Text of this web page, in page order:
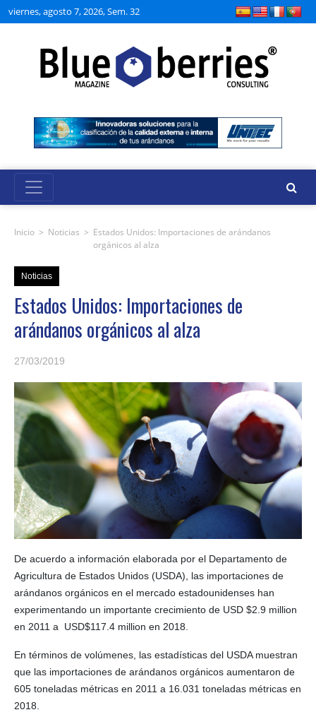
viernes, agosto 7, 2026, Sem. 32
Inicio > Noticias > Estados Unidos: Importaciones de arándanos
orgánicos al alza
Noticias
Estados Unidos: Importaciones de
arándanos orgánicos al alza
27/03/2019
De acuerdo a información elaborada por el Departamento de
Agricultura de Estados Unidos (USDA), las importaciones de
arándanos orgánicos en el mercado estadounidenses han
experimentando un importante crecimiento de USD $2.9 million
en 2011 a USD$117.4 million en 2018.
En términos de volúmenes, las estadísticas del USDA muestran
que las importaciones de arándanos orgánicos aumentaron de
605 toneladas métricas en 2011 a 16.031 toneladas métricas en
2018.